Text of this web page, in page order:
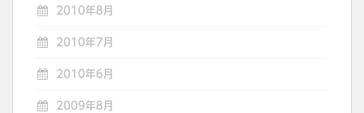
2010年8月
2010年7月
2010年6月
2009年8月